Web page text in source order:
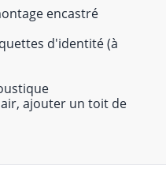
encastré
d'identité (à
ajouter un toit de